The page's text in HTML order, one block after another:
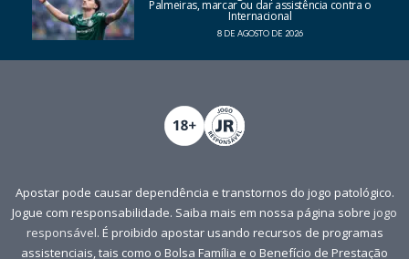
Palmeiras, marcar ou dar assistência contra o
Internacional
8 DE AGOSTO DE 2026
Apostar pode causar dependência e transtornos do jogo patológico.
Jogue com responsabilidade. Saiba mais em nossa página sobre jogo
responsável. É proibido apostar usando recursos de programas
assistenciais, tais como o Bolsa Família e o Benefício de Prestação